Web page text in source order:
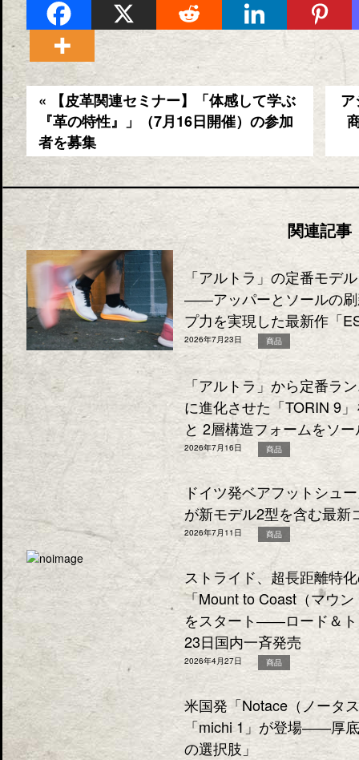
« 【皮革関連セミナー】「体感して学ぶ
『革の特性』」（7月16日開催）の参加
者を募集
関連記事
「アルトラ」の定番モデ
――アッパーとソールの刷
プ力を実現した最新作「
2026年7月23日 商品
「アルトラ」から定番ラ
に進化させた「TORIN 9
と 2層構造フォームをソ
2026年7月16日 商品
ドイツ発ベアフットシュ
が新モデル2型を含む最新
2026年7月11日 商品
ストライド、超長距離特
「Mount to Coast（マウ
をスタート――ロード＆ト
23日国内一斉発売
2026年4月27日 商品
米国発「Notace（ノータ
「michi 1」が登場――厚
の選択肢」